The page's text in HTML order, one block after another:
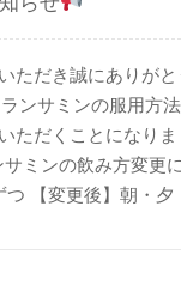
ただき誠にありがと
ンサミンの服用方
ただくことになり
サミンの飲み方変更
つ 【変更後】朝・